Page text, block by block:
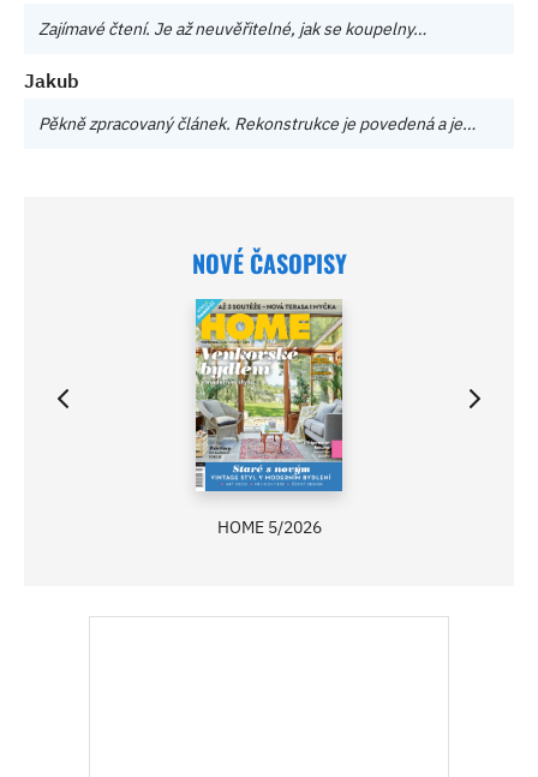
Zajímavé čtení. Je až neuvěřitelné, jak se koupelny…
Jakub
Pěkně zpracovaný článek. Rekonstrukce je povedená a je…
NOVÉ ČASOPISY
HOME 5/2026